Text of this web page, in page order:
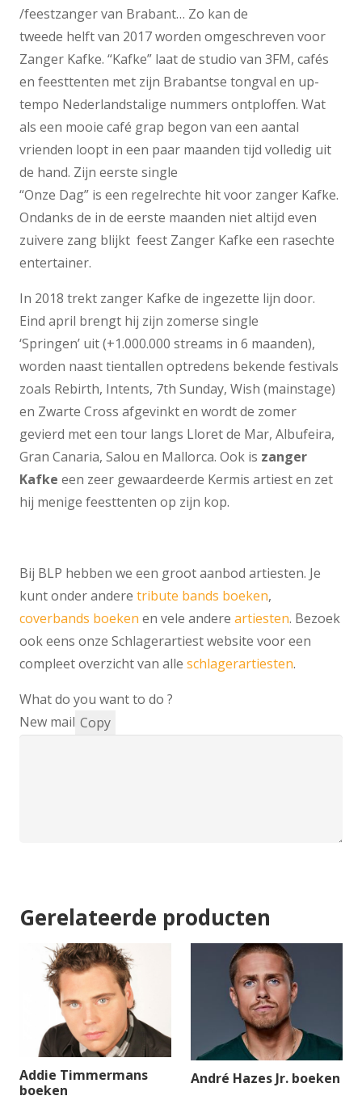
/feestzanger van Brabant… Zo kan de
tweede helft van 2017 worden omgeschreven voor
Zanger Kafke. “Kafke” laat de studio van 3FM, cafés
en feesttenten met zijn Brabantse tongval en up-
tempo Nederlandstalige nummers ontploffen. Wat
als een mooie café grap begon van een aantal
vrienden loopt in een paar maanden tijd volledig uit
de hand. Zijn eerste single
“Onze Dag” is een regelrechte hit voor zanger Kafke.
Ondanks de in de eerste maanden niet altijd even
zuivere zang blijkt feest Zanger Kafke een rasechte
entertainer.
In 2018 trekt zanger Kafke de ingezette lijn door.
Eind april brengt hij zijn zomerse single
‘Springen’ uit (+1.000.000 streams in 6 maanden),
worden naast tientallen optredens bekende festivals
zoals Rebirth, Intents, 7th Sunday, Wish (mainstage)
en Zwarte Cross afgevinkt en wordt de zomer
gevierd met een tour langs Lloret de Mar, Albufeira,
Gran Canaria, Salou en Mallorca. Ook is zanger
Kafke een zeer gewaardeerde Kermis artiest en zet
hij menige feesttenten op zijn kop.
Bij BLP hebben we een groot aanbod artiesten. Je
kunt onder andere tribute bands boeken,
coverbands boeken en vele andere artiesten. Bezoek
ook eens onze Schlagerartiest website voor een
compleet overzicht van alle schlagerartiesten.
What do you want to do ?
New mail Copy
Gerelateerde producten
Addie Timmermans
boeken
André Hazes Jr. boeken